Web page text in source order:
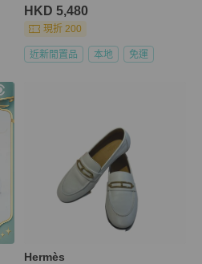
HKD 5,480
現折 200
近新閒置品 本地 免運
Hermès